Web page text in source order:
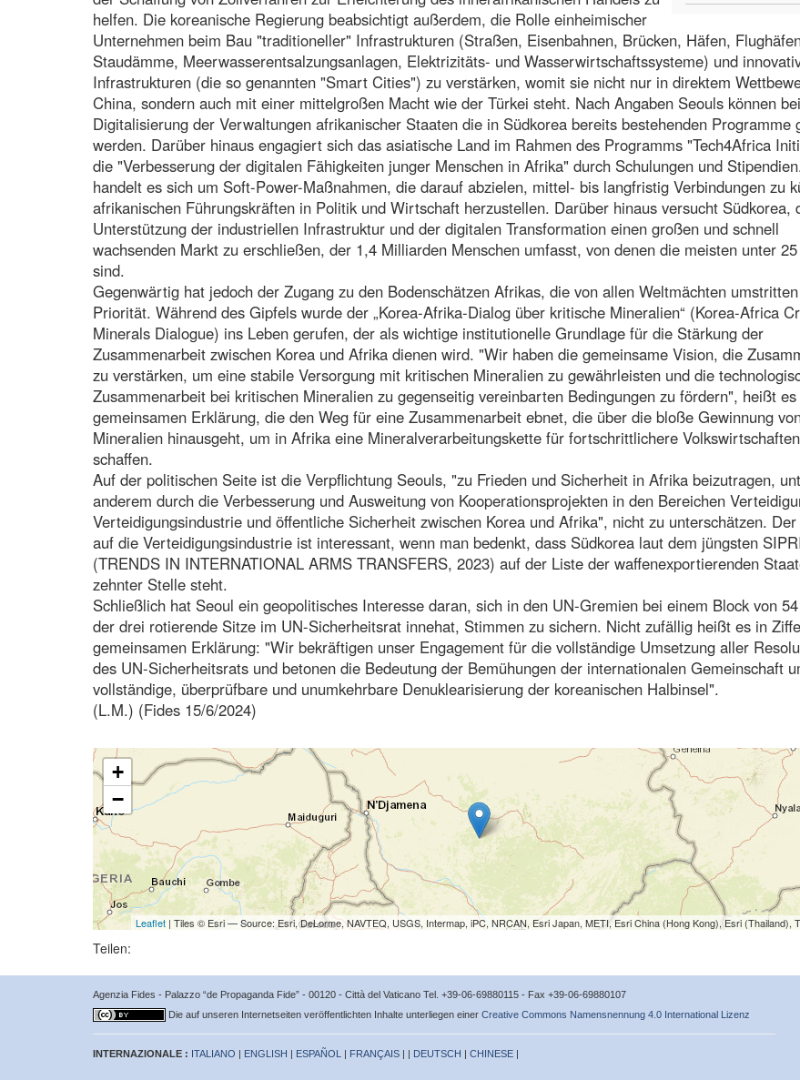
helfen. Die koreanische Regierung beabsichtigt außerdem, die Rolle einheimischer
Unternehmen beim Bau "traditioneller" Infrastrukturen (Straßen, Eisenbahnen, Brücken, Häfen,
Staudämme, Meerwasserentsalzungsanlagen, Elektrizitäts- und Wasserwirtschaftssysteme) und
Infrastrukturen (die so genannten "Smart Cities") zu verstärken, womit sie nicht nur in direktem
China, sondern auch mit einer mittelgroßen Macht wie der Türkei steht. Nach Angaben Seouls können
Digitalisierung der Verwaltungen afrikanischer Staaten die in Südkorea bereits bestehenden Programme
werden. Darüber hinaus engagiert sich das asiatische Land im Rahmen des Programms "Tech4Africa
die "Verbesserung der digitalen Fähigkeiten junger Menschen in Afrika" durch Schulungen und
handelt es sich um Soft-Power-Maßnahmen, die darauf abzielen, mittel- bis langfristig Verbindungen zu
afrikanischen Führungskräften in Politik und Wirtschaft herzustellen. Darüber hinaus versucht Südkorea,
Unterstützung der industriellen Infrastruktur und der digitalen Transformation einen großen und schnell
wachsenden Markt zu erschließen, der 1,4 Milliarden Menschen umfasst, von denen die meisten unter
sind.
Gegenwärtig hat jedoch der Zugang zu den Bodenschätzen Afrikas, die von allen Weltmächten
Priorität. Während des Gipfels wurde der „Korea-Afrika-Dialog über kritische Mineralien“ (Korea-Africa
Minerals Dialogue) ins Leben gerufen, der als wichtige institutionelle Grundlage für die Stärkung der
Zusammenarbeit zwischen Korea und Afrika dienen wird. "Wir haben die gemeinsame Vision, die
zu verstärken, um eine stabile Versorgung mit kritischen Mineralien zu gewährleisten und die
Zusammenarbeit bei kritischen Mineralien zu gegenseitig vereinbarten Bedingungen zu fördern", heißt
gemeinsamen Erklärung, die den Weg für eine Zusammenarbeit ebnet, die über die bloße Gewinnung
Mineralien hinausgeht, um in Afrika eine Mineralverarbeitungskette für fortschrittlichere
schaffen.
Auf der politischen Seite ist die Verpflichtung Seouls, "zu Frieden und Sicherheit in Afrika beizutragen,
anderem durch die Verbesserung und Ausweitung von Kooperationsprojekten in den Bereichen
Verteidigungsindustrie und öffentliche Sicherheit zwischen Korea und Afrika", nicht zu unterschätzen.
auf die Verteidigungsindustrie ist interessant, wenn man bedenkt, dass Südkorea laut dem jüngsten
(TRENDS IN INTERNATIONAL ARMS TRANSFERS, 2023) auf der Liste der waffenexportierenden
zehnter Stelle steht.
Schließlich hat Seoul ein geopolitisches Interesse daran, sich in den UN-Gremien bei einem Block von
der drei rotierende Sitze im UN-Sicherheitsrat innehat, Stimmen zu sichern. Nicht zufällig heißt es in
gemeinsamen Erklärung: "Wir bekräftigen unser Engagement für die vollständige Umsetzung aller
des UN-Sicherheitsrats und betonen die Bedeutung der Bemühungen der internationalen Gemeinschaft
vollständige, überprüfbare und unumkehrbare Denuklearisierung der koreanischen Halbinsel".
(L.M.) (Fides 15/6/2024)
+
−
Leaflet| Tiles © Esri — Source: Esri, DeLorme, NAVTEQ, USGS, Intermap, iPC, NRCAN, Esri Japan, METI, Esri China (Hong Kong), Esri (Thailand),
Teilen:
Agenzia Fides - Palazzo “de Propaganda Fide” - 00120 - Città del Vaticano Tel. +39-06-69880115 - Fax +39-06-69880107
Die auf unseren Internetseiten veröffentlichten Inhalte unterliegen einer Creative Commons Namensnennung 4.0 International Lizenz
INTERNAZIONALE : ITALIANO | ENGLISH | ESPAÑOL | FRANÇAIS | | DEUTSCH | CHINESE |